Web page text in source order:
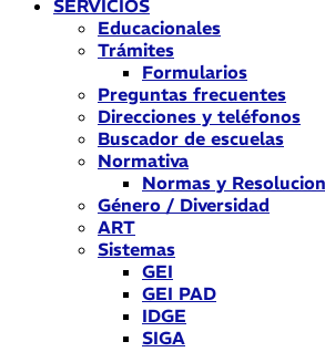
SERVICIOS
Educacionales
Trámites
Formularios
Preguntas frecuentes
Direcciones y teléfonos
Buscador de escuelas
Normativa
Normas y
Género / Diversidad
ART
Sistemas
GEI
GEI PAD
IDGE
SIGA